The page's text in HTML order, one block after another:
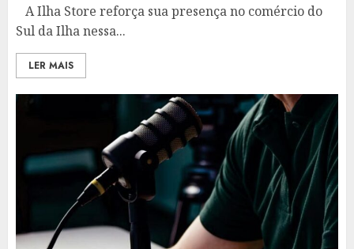
A Ilha Store reforça sua presença no comércio do
Sul da Ilha nessa...
LER MAIS